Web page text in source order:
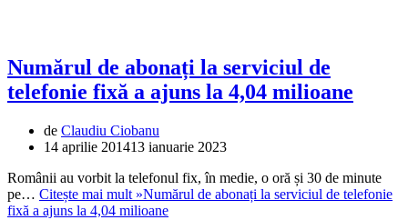
Numărul de abonați la serviciul de
telefonie fixă a ajuns la 4,04 milioane
de Claudiu Ciobanu
14 aprilie 201413 ianuarie 2023
Românii au vorbit la telefonul fix, în medie, o oră și 30 de minute
pe… Citește mai mult »Numărul de abonați la serviciul de telefonie
fixă a ajuns la 4,04 milioane